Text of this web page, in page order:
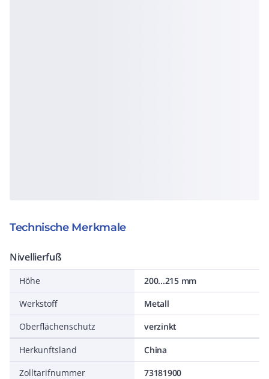
Technische Merkmale
Nivellierfuß
Höhe
200...215 mm
Werkstoff
Metall
Oberflächenschutz
verzinkt
Herkunftsland
China
Zolltarifnummer
73181900